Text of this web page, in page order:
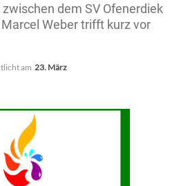
dem SV Ofenerdiek
Weber trifft kurz vor
am 23. März